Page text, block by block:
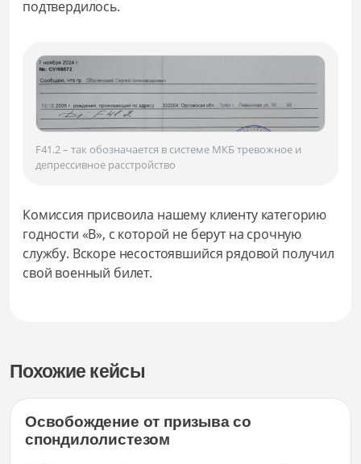
подтвердилось.
F41.2 – так обозначается в системе МКБ тревожное и
депрессивное расстройство
Комиссия присвоила нашему клиенту категорию
годности «В», с которой не берут на срочную
службу. Вскоре несостоявшийся рядовой получил
свой военный билет.
Похожие кейсы
Освобождение от призыва со
спондилолистезом